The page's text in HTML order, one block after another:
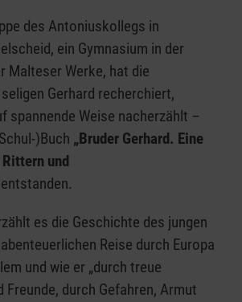
des Antoniuskollegs in
ein Gymnasium in der
Malteser Werke, hat die
Gerhard recherchiert,
spannende Weise nacherzählt –
)Buch „Bruder Gerhard. Eine
und
es die Geschichte des jungen
Reise durch Europa
und wie er „durch treue
Freunde, durch Gefahren, Armut